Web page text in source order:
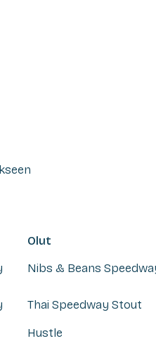
Olut
Nibs & Beans
Thai Speedway Stout
Hustle